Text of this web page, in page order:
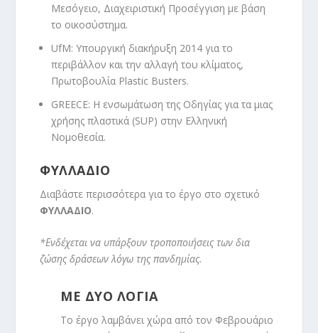
Μεσόγειο, Διαχειριστική Προσέγγιση με βάση
το οικοσύστημα.
UfM: Yπουργική διακήρυξη 2014 για το
περιβάλλον και την αλλαγή του κλίματος,
Πρωτοβουλία Plastic Busters.
GREECE: Η ενσωμάτωση της Οδηγίας για τα μιας
χρήσης πλαστικά (SUP) στην Ελληνική
Νομοθεσία.
ΦΥΛΛΑΔΙΟ
Διαβάστε περισσότερα για το έργο στο σχετικό
ΦΥΛΛΑΔΙΟ.
*Ενδέχεται να υπάρξουν τροποποιήσεις των δια
ζώσης δράσεων λόγω της πανδημίας.
ΜΕ ΔΥΟ ΛΟΓΙΑ
Το έργο λαμβάνει χώρα από τον Φεβρουάριο